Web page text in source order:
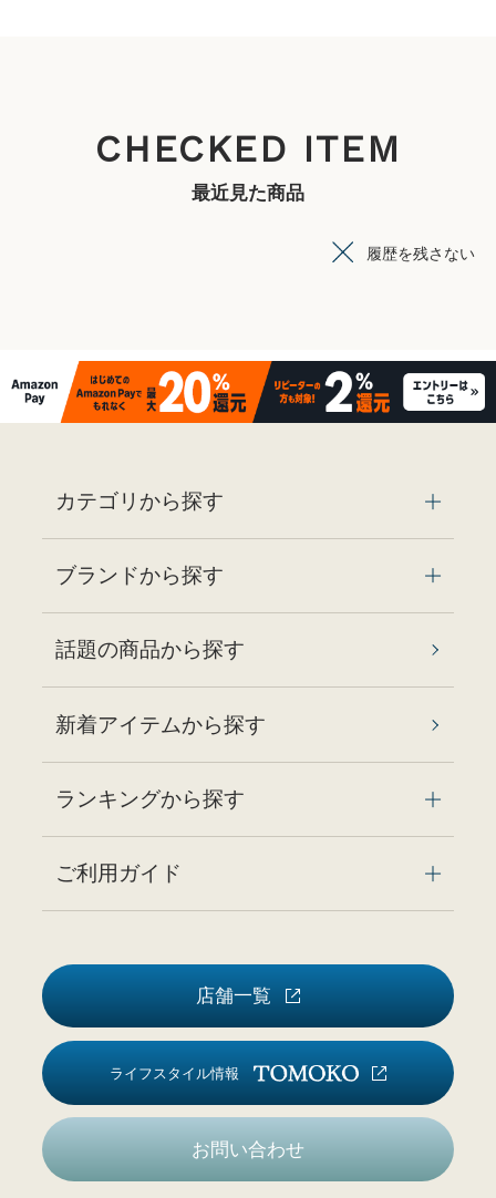
CHECKED ITEM
最近見た商品
履歴を残さない
カテゴリから探す
ブランドから探す
話題の商品から探す
新着アイテムから探す
ランキングから探す
ご利用ガイド
店舗一覧
ライフスタイル情報
お問い合わせ